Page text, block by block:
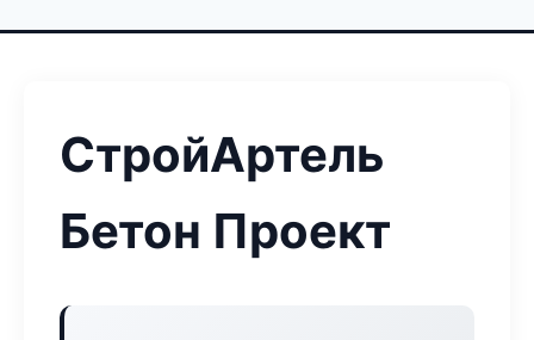
СтройАртель
Бетон Проект